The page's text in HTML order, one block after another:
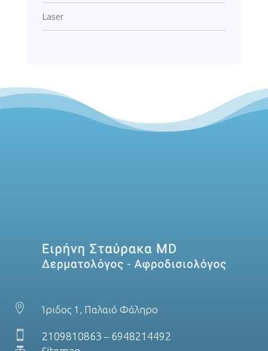
Laser
 Ίριδος 1, Παλαιό Φάληρο
 2109810863 – 6948214492